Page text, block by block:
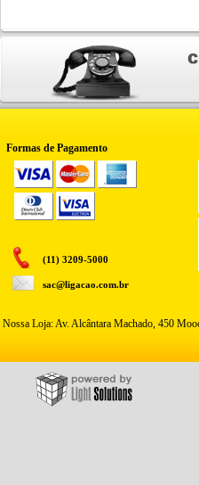
Formas de Pagamento
(11) 3209-5000
sac@ligacao.com.br
Nossa Loja: Av. Alcântara Machado, 450